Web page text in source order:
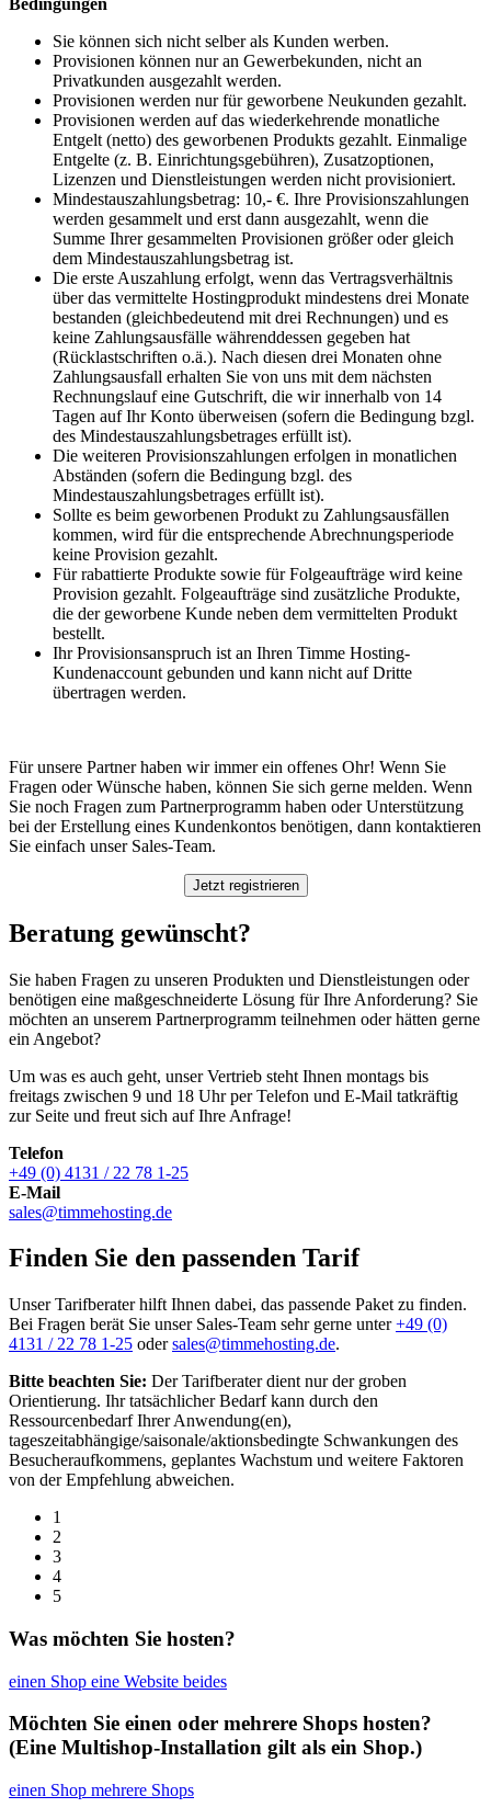
Sie können sich nicht selber als Kunden werben.
Provisionen können nur an Gewerbekunden, nicht an
Privatkunden ausgezahlt werden.
Provisionen werden nur für geworbene Neukunden gezahlt.
Provisionen werden auf das wiederkehrende monatliche
Entgelt (netto) des geworbenen Produkts gezahlt. Einmalige
Entgelte (z. B. Einrichtungsgebühren), Zusatzoptionen,
Lizenzen und Dienstleistungen werden nicht provisioniert.
Mindestauszahlungsbetrag: 10,- €. Ihre Provisionszahlungen
werden gesammelt und erst dann ausgezahlt, wenn die
Summe Ihrer gesammelten Provisionen größer oder gleich
dem Mindestauszahlungsbetrag ist.
Die erste Auszahlung erfolgt, wenn das Vertragsverhältnis
über das vermittelte Hostingprodukt mindestens drei Monate
bestanden (gleichbedeutend mit drei Rechnungen) und es
keine Zahlungsausfälle währenddessen gegeben hat
(Rücklastschriften o.ä.). Nach diesen drei Monaten ohne
Zahlungsausfall erhalten Sie von uns mit dem nächsten
Rechnungslauf eine Gutschrift, die wir innerhalb von 14
Tagen auf Ihr Konto überweisen (sofern die Bedingung bzgl.
des Mindestauszahlungsbetrages erfüllt ist).
Die weiteren Provisionszahlungen erfolgen in monatlichen
Abständen (sofern die Bedingung bzgl. des
Mindestauszahlungsbetrages erfüllt ist).
Sollte es beim geworbenen Produkt zu Zahlungsausfällen
kommen, wird für die entsprechende Abrechnungsperiode
keine Provision gezahlt.
Für rabattierte Produkte sowie für Folgeaufträge wird keine
Provision gezahlt. Folgeaufträge sind zusätzliche Produkte,
die der geworbene Kunde neben dem vermittelten Produkt
bestellt.
Ihr Provisionsanspruch ist an Ihren Timme Hosting-
Kundenaccount gebunden und kann nicht auf Dritte
übertragen werden.
Für unsere Partner haben wir immer ein offenes Ohr! Wenn Sie
Fragen oder Wünsche haben, können Sie sich gerne melden. Wenn
Sie noch Fragen zum Partnerprogramm haben oder Unterstützung
bei der Erstellung eines Kundenkontos benötigen, dann kontaktieren
Sie einfach unser Sales-Team.
Beratung gewünscht?
Sie haben Fragen zu unseren Produkten und Dienstleistungen oder
benötigen eine maßgeschneiderte Lösung für Ihre Anforderung? Sie
möchten an unserem Partnerprogramm teilnehmen oder hätten gerne
ein Angebot?
Um was es auch geht, unser Vertrieb steht Ihnen montags bis
freitags zwischen 9 und 18 Uhr per Telefon und E-Mail tatkräftig
zur Seite und freut sich auf Ihre Anfrage!
Telefon
+49 (0) 4131 / 22 78 1-25
E-Mail
sales@timmehosting.de
Finden Sie den passenden Tarif
Unser Tarifberater hilft Ihnen dabei, das passende Paket zu finden.
Bei Fragen berät Sie unser Sales-Team sehr gerne unter+49 (0)
4131 / 22 78 1-25 odersales@timmehosting.de.
Bitte beachten Sie: Der Tarifberater dient nur der groben
Orientierung. Ihr tatsächlicher Bedarf kann durch den
Ressourcenbedarf Ihrer Anwendung(en),
tageszeitabhängige/saisonale/aktionsbedingte Schwankungen des
Besucheraufkommens, geplantes Wachstum und weitere Faktoren
von der Empfehlung abweichen.
1
2
3
4
5
Was möchten Sie hosten?
einen Shop eine Website beides
Möchten Sie einen oder mehrere Shops hosten?
(Eine Multishop-Installation gilt als ein Shop.)
einen Shop mehrere Shops